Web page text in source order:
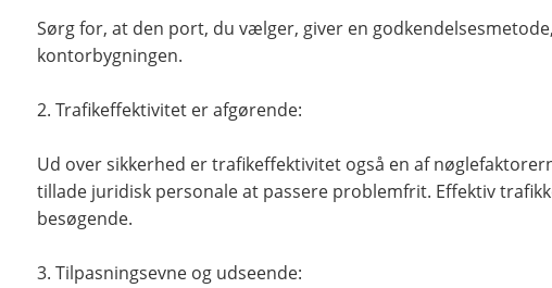
Sørg for, at den port, du vælger, giver en
kontorbygningen.
2. Trafikeffektivitet er afgørende:
Ud over sikkerhed er trafikeffektivitet også en af
tillade juridisk personale at passere problemfrit. Effektiv
besøgende.
3. Tilpasningsevne og udseende: